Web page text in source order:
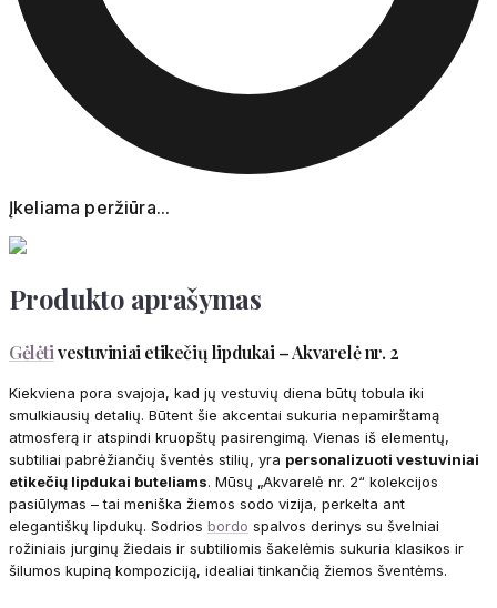
Įkeliama peržiūra...
Produkto aprašymas
Gėlėtivestuviniai etikečių lipdukai – Akvarelė nr. 2
Kiekviena pora svajoja, kad jų vestuvių diena būtų tobula iki
smulkiausių detalių. Būtent šie akcentai sukuria nepamirštamą
atmosferą ir atspindi kruopštų pasirengimą. Vienas iš elementų,
subtiliai pabrėžiančių šventės stilių, yra personalizuoti vestuviniai
etikečių lipdukai buteliams. Mūsų „Akvarelė nr. 2“ kolekcijos
pasiūlymas – tai meniška žiemos sodo vizija, perkelta ant
elegantiškų lipdukų. Sodrios bordo spalvos derinys su švelniai
rožiniais jurginų žiedais ir subtiliomis šakelėmis sukuria klasikos ir
šilumos kupiną kompoziciją, idealiai tinkančią žiemos šventėms.